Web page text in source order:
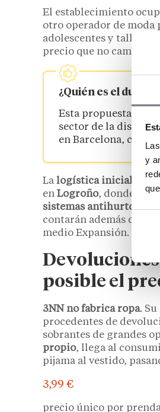
y
El establecimiento
otro operador de moda
adolescentes y talla
precio que no cambia:
¿Quién es el dueño
Esta propuesta ha
sector de la
en Barcelona, como
La logística inicial
se
en Logroño, donde la
sistemas antihurto.
contarán además con
medio Expansión.
Devoluciones
posible el
3NN no fabrica ropa.
procedentes de
sobrantes de grandes
propio, llega al
pijama al vestido,
3,99 €
precio único por